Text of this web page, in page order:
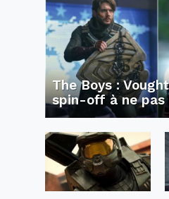
The Boys :
spin-off à ne pas